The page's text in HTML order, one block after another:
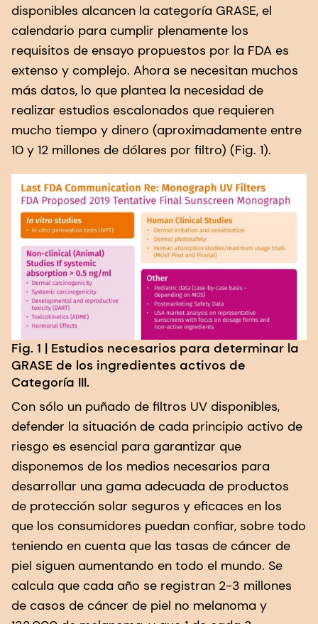
disponibles alcancen la categoría GRASE, el
calendario para cumplir plenamente los
requisitos de ensayo propuestos por la FDA es
extenso y complejo. Ahora se necesitan muchos
más datos, lo que plantea la necesidad de
realizar estudios escalonados que requieren
mucho tiempo y dinero (aproximadamente entre
10 y 12 millones de dólares por filtro) (Fig. 1).
Fig. 1 | Estudios necesarios para determinar la
GRASE de los ingredientes activos de
Categoría III.
Con sólo un puñado de filtros UV disponibles,
defender la situación de cada principio activo de
riesgo es esencial para garantizar que
disponemos de los medios necesarios para
desarrollar una gama adecuada de productos
de protección solar seguros y eficaces en los
que los consumidores puedan confiar, sobre todo
teniendo en cuenta que las tasas de cáncer de
piel siguen aumentando en todo el mundo. Se
calcula que cada año se registran 2-3 millones
de casos de cáncer de piel no melanoma y